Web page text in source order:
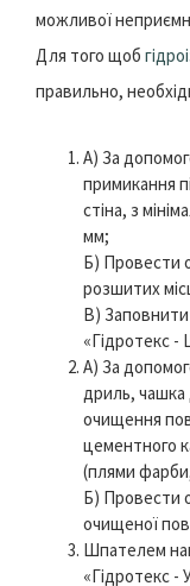
можливої
Для того щоб
правильно,
А) За
примикання
стіна, з
мм;
Б) Провести
розшитих
В)
«Гідротекс -
А) За
дриль, чашка
очищення
цементного
(плями
Б) Провести
очищеної
Шпателем
«Гідротекс -